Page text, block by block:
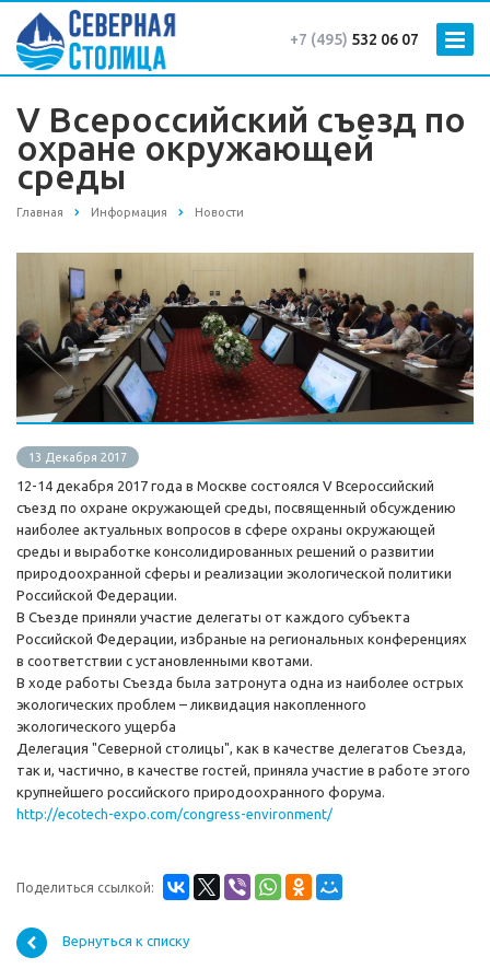
+7 (495) 532 06 07
V Всероссийский съезд по
охране окружающей
среды
Главная Информация Новости
13 Декабря 2017
12-14 декабря 2017 года в Москве состоялся V Всероссийский
съезд по охране окружающей среды, посвященный обсуждению
наиболее актуальных вопросов в сфере охраны окружающей
среды и выработке консолидированных решений о развитии
природоохранной сферы и реализации экологической политики
Российской Федерации.
В Съезде приняли участие делегаты от каждого субъекта
Российской Федерации, избраные на региональных конференциях
в соответствии с установленными квотами.
В ходе работы Съезда была затронута одна из наиболее острых
экологических проблем – ликвидация накопленного
экологического ущерба
Делегация "Северной столицы", как в качестве делегатов Съезда,
так и, частично, в качестве гостей, приняла участие в работе этого
крупнейшего российского природоохранного форума.
http://ecotech-expo.com/congress-environment/
Поделиться ссылкой:
Вернуться к списку